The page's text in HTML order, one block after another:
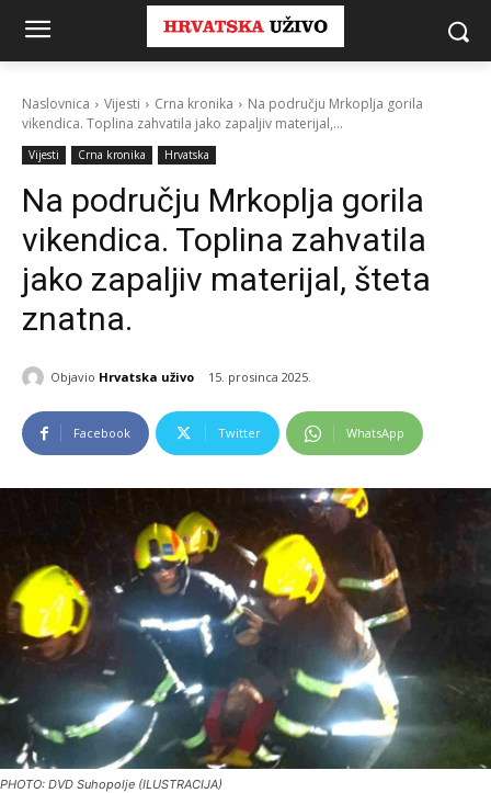
Naslovnica Vijesti Crna kronika
Na području Mrkoplja gorila
vikendica. Toplina zahvatila jako zapaljiv materijal,...
Vijesti Crna kronika Hrvatska
Na području Mrkoplja gorila
vikendica. Toplina zahvatila
jako zapaljiv materijal, šteta
znatna.
Objavio Hrvatska uživo 15. prosinca 2025.
Facebook Twitter WhatsApp
PHOTO: DVD Suhopolje (ILUSTRACIJA)